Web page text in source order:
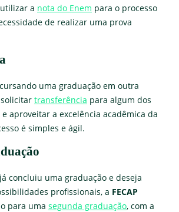
a nota do Enem para o processo
de realizar uma prova
uma graduação em outra
transferência para algum dos
e aproveitar a excelência acadêmica da
é simples e ágil.
concluiu uma graduação e deseja
profissionais, a FECAP
para uma segunda graduação, com a